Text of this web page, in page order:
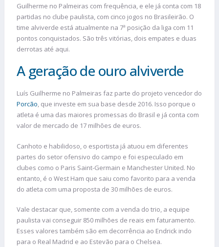
Guilherme no Palmeiras com frequência, e ele já conta com 18
partidas no clube paulista, com cinco jogos no Brasileirão. O
time alviverde está atualmente na 7ª posição da liga com 11
pontos conquistados. São três vitórias, dois empates e duas
derrotas até aqui.
A geração de ouro alviverde
Luís Guilherme no Palmeiras faz parte do projeto vencedor do
Porcão, que investe em sua base desde 2016. Isso porque o
atleta é uma das maiores promessas do Brasil e já conta com
valor de mercado de 17 milhões de euros.
Canhoto e habilidoso, o esportista já atuou em diferentes
partes do setor ofensivo do campo e foi especulado em
clubes como o Paris Saint-Germain e Manchester United. No
entanto, é o West Ham que saiu como favorito para a venda
do atleta com uma proposta de 30 milhões de euros.
Vale destacar que, somente com a venda do trio, a equipe
paulista vai conseguir 850 milhões de reais em faturamento.
Esses valores também são em decorrência ao Endrick indo
para o Real Madrid e ao Estevão para o Chelsea.